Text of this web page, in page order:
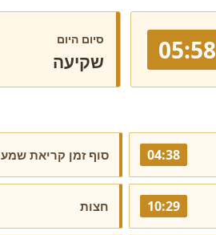
05:58 סיום היום
שקיעה
04:38 סוף זמן קריאת שמע
10:29 חצות